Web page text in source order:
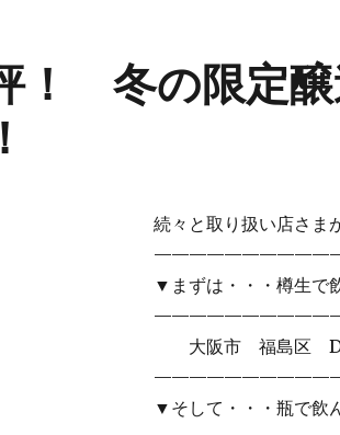
！ 冬の限定
続々と取り扱い店さま
▼まずは・・・樽生で
大阪市 福島区
▼そして・・・瓶で飲